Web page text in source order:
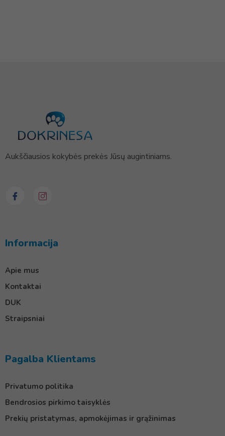
Aukščiausios kokybės prekės Jūsų augintiniams.
Informacija
Apie mus
Kontaktai
DUK
Straipsniai
Pagalba Klientams
Privatumo politika
Bendrosios pirkimo taisyklės
Prekių pristatymas, apmokėjimas ir grąžinimas